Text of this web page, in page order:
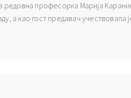
редовна професорка Марија
а као гост предавач учествовала